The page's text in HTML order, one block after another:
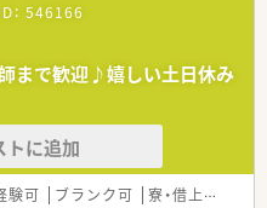
して働きたい方
たい方
リアアップを望んでいる方
おり、「調剤ミス防止システ
よう設備投資もしっかり行って
いる環境を希望の方や
としている方へおすすめの薬局
： 546166
師まで歓迎♪嬉しい土日休み
トに追加
験可 ブランク可 寮・借上社宅あり